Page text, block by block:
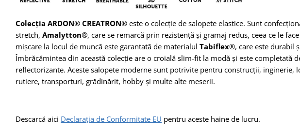
Colecția ARDON® CREATRON® este o colecție de salopete elastice. Sunt
stretch, Amalytton®, care se remarcă prin rezistență și gramaj redus, ceea ce le
mișcare la locul de muncă este garantată de materialul Tabiflex®, care este durabil
Îmbrăcămintea din această colecție are o croială slim-fit la modă și este completată
reflectorizante. Aceste salopete moderne sunt potrivite pentru construcții, inginerie,
rutiere, transporturi, grădinărit, hobby și multe alte meserii.
Descarcă aici Declarația de Conformitate EU pentru aceste haine de lucru.